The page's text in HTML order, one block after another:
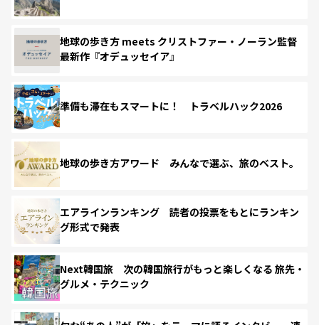
地球の歩き方 meets クリストファー・ノーラン監督
最新作『オデュッセイア』
準備も滞在もスマートに！ トラベルハック2026
地球の歩き方アワード みんなで選ぶ、旅のベスト。
エアラインランキング 読者の投票をもとにランキン
グ形式で発表
Next韓国旅 次の韓国旅行がもっと楽しくなる 旅先・
グルメ・テクニック